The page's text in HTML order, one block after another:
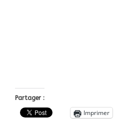
Partager :
Imprimer